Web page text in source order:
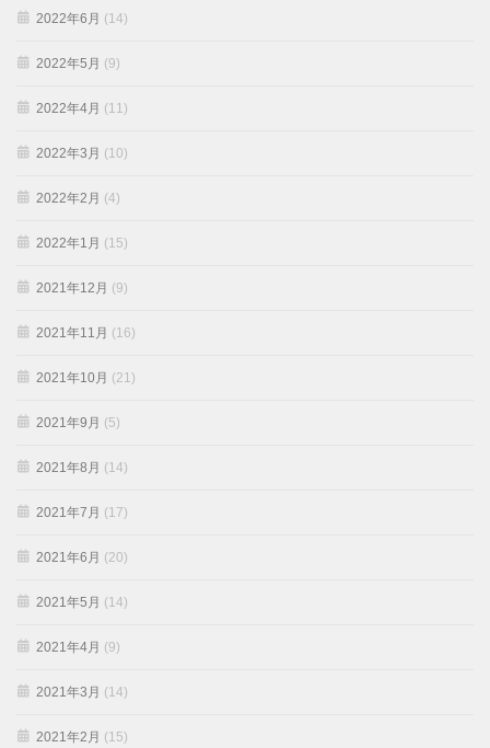
2022年6月 (14)
2022年5月 (9)
2022年4月 (11)
2022年3月 (10)
2022年2月 (4)
2022年1月 (15)
2021年12月 (9)
2021年11月 (16)
2021年10月 (21)
2021年9月 (5)
2021年8月 (14)
2021年7月 (17)
2021年6月 (20)
2021年5月 (14)
2021年4月 (9)
2021年3月 (14)
2021年2月 (15)